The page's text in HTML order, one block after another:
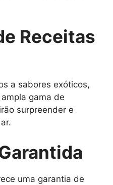
Receitas
a sabores exóticos,
gama de
surpreender e
uma garantia de